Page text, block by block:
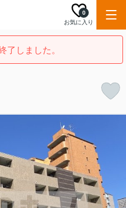
お気に入り
0
了しました。